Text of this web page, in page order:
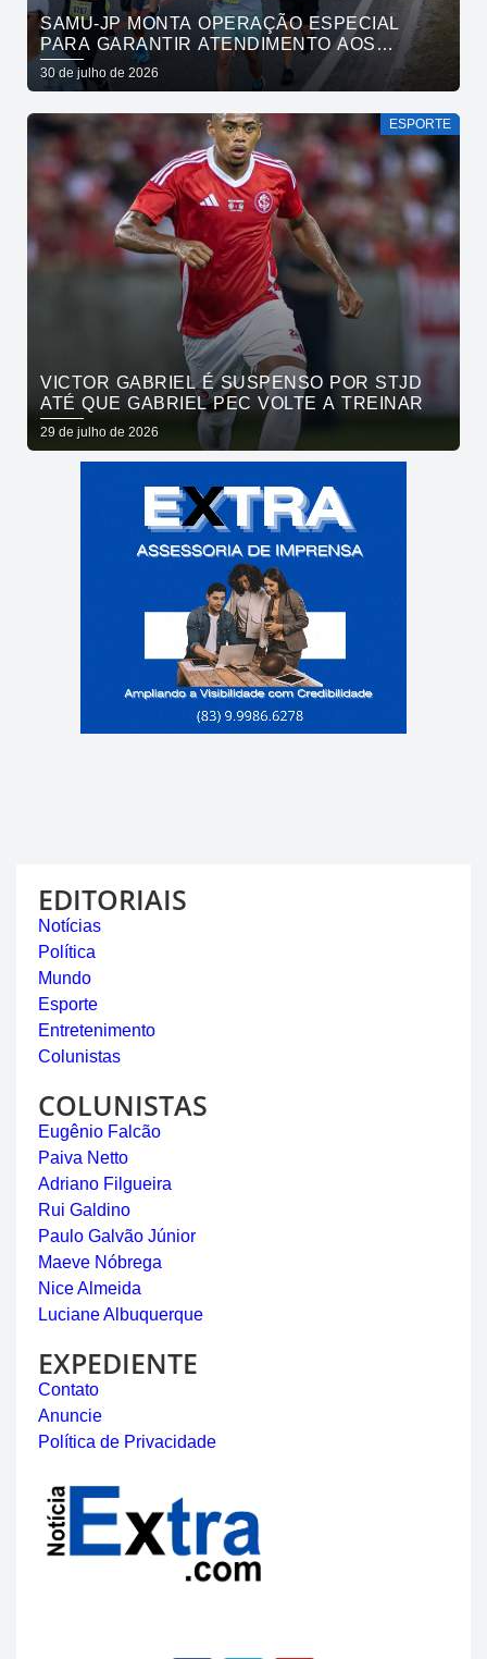
SAMU-JP MONTA OPERAÇÃO ESPECIAL
PARA GARANTIR ATENDIMENTO AOS
ATLETAS DA MARATONA INTERNACIONAL
DE JOÃO PESSOA
30 de julho de 2026
ESPORTE
VICTOR GABRIEL É SUSPENSO POR STJD
ATÉ QUE GABRIEL PEC VOLTE A TREINAR
29 de julho de 2026
EDITORIAIS
Notícias
Política
Mundo
Esporte
Entretenimento
Colunistas
COLUNISTAS
Eugênio Falcão
Paiva Netto
Adriano Filgueira
Rui Galdino
Paulo Galvão Júnior
Maeve Nóbrega
Nice Almeida
Luciane Albuquerque
EXPEDIENTE
Contato
Anuncie
Política de Privacidade